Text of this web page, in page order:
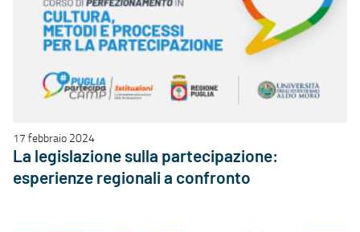
17 febbraio 2024
La legislazione sulla partecipazione:
esperienze regionali a confronto